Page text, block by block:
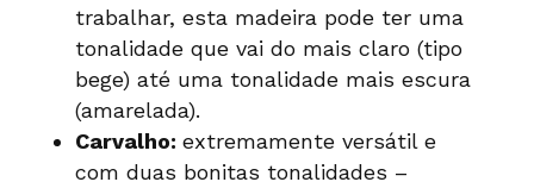
trabalhar, esta madeira pode ter uma
tonalidade que vai do mais claro (tipo
bege) até uma tonalidade mais escura
(amarelada).
Carvalho: extremamente versátil e
com duas bonitas tonalidades –